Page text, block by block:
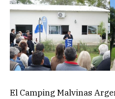
El Camping Malvinas